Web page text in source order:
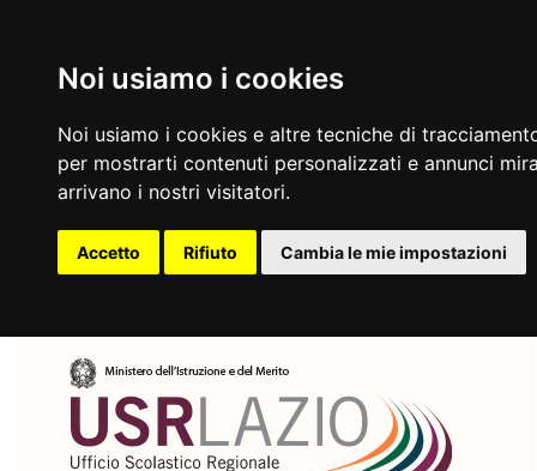
Noi usiamo i cookies
Noi usiamo i cookies e altre tecniche di
per mostrarti contenuti personalizzati e annunci
arrivano i nostri visitatori.
Accetto Rifiuto Cambia le mie impostazioni